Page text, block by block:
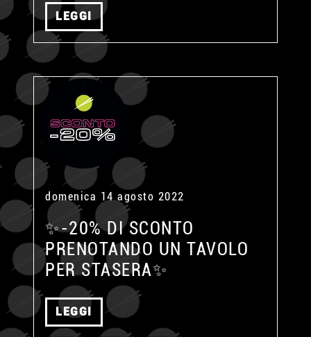
LEGGI
domenica 14 agosto 2022
✨-20% DI SCONTO
PRENOTANDO UN TAVOLO
PER STASERA✨
LEGGI